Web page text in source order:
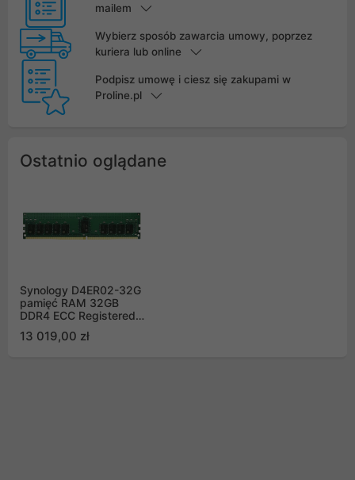
mailem
Wybierz sposób zawarcia umowy, poprzez
kuriera lub online
Podpisz umowę i ciesz się zakupami w
Proline.pl
Ostatnio oglądane
Synology D4ER02-32G
pamięć RAM 32GB
DDR4 ECC Registered
13 019,00 zł